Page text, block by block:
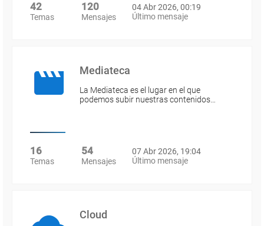
42
Temas
120
Mensajes
04 Abr 2026, 00:19
Último mensaje
Mediateca
La Mediateca es el lugar en el que
podemos subir nuestras contenidos…
16
Temas
54
Mensajes
07 Abr 2026, 19:04
Último mensaje
Cloud